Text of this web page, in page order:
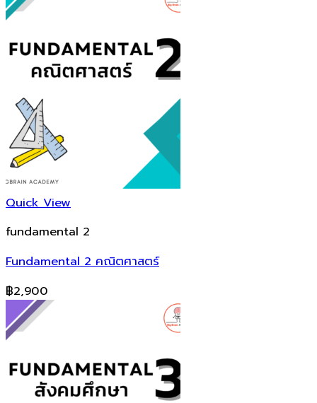
Quick View
fundamental 2
Fundamental 2 คณิตศาสตร์
฿2,900